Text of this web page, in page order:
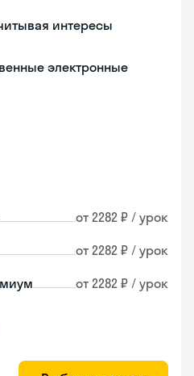
интересы
электронные
от 2282 ₽ / урок
от 2282 ₽ / урок
от 2282 ₽ / урок